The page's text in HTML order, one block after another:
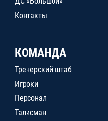
Контакты
КОМАНДА
Тренерский штаб
Игроки
Персонал
Талисман